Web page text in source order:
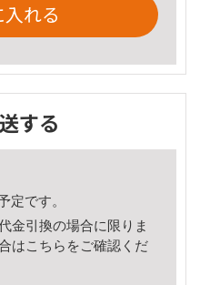
れる
する
定です。
金引換の場合に限りま
はこちら をご確認くだ